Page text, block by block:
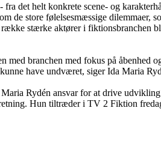
det helt konkrete scene- og
de store følelsesmæssige dilemmaer,
række stærke aktører i
med branchen med fokus på
have undværet, siger Ida Maria
Rydén ansvar for at drive
Hun tiltræder i TV 2 Fiktion